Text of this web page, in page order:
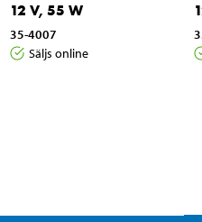
12 V, 55 W
35-4007
Säljs online